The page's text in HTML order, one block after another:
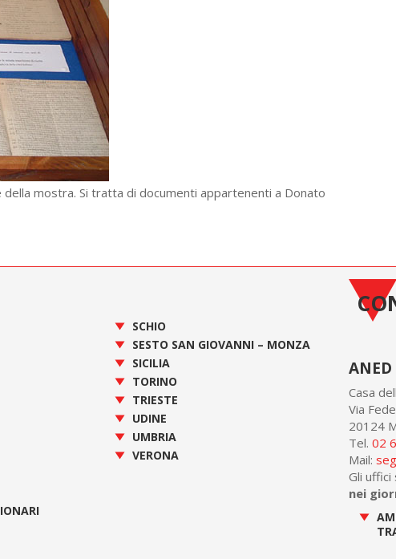
mostra. Si tratta di documenti appartenenti a Donato
SCHIO
SESTO SAN GIOVANNI – MONZA
SICILIA
TORINO
TRIESTE
UDINE
UMBRIA
VERONA
Casa
Via
20124
Tel. 02
Mail:
Gli
nei